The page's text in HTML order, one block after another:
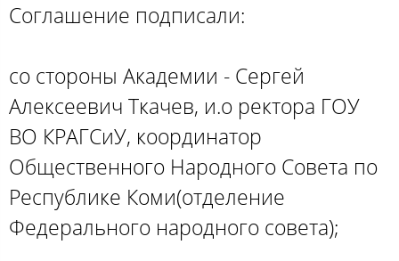
Соглашение подписали:
со стороны Академии - Сергей
Алексеевич Ткачев, и.о ректора ГОУ
ВО КРАГСиУ, координатор
Общественного Народного Совета по
Республике Коми(отделение
Федерального народного совета);